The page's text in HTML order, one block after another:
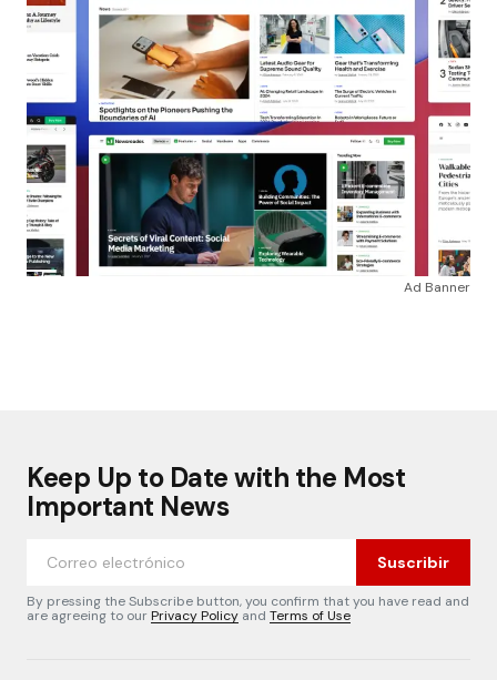
Ad Banner
Keep Up to Date with the Most
Important News
Suscribir
By pressing the Subscribe button, you confirm that you have read and
are agreeing to ourPrivacy Policy and Terms of Use